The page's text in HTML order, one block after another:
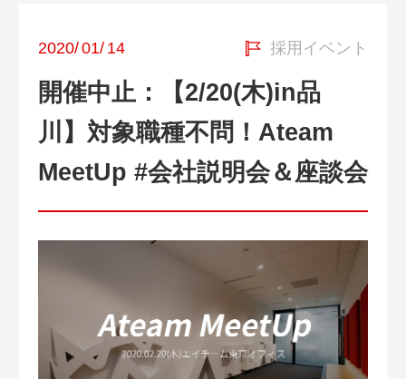
採用イベント
2020/01/ 14
開催中止：【2/20(木)in品
川】対象職種不問！Ateam
MeetUp #会社説明会＆座談会